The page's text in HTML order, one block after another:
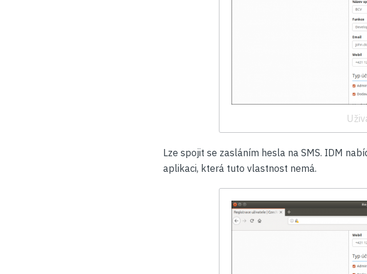
Lze spojit se zasláním hesla na SMS. IDM
aplikaci, která tuto vlastnost nemá.